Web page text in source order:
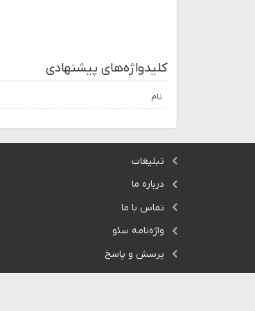
کلیدواژه‌های پیشنهادی
نام
تبلیغات
درباره ما
تماس با ما
واژه‌نامه سئو
پرسش و پاسخ